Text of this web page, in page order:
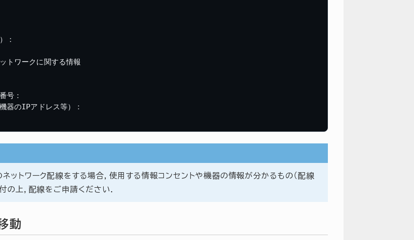
：
トワークに関する情報
号：
器のIPアドレス等）：
ットワーク配線をする場合，使用する情報コンセントや機器の情報が分かるもの（配線
の上，配線をご申請ください．
動